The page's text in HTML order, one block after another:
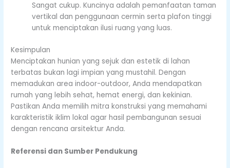
Sangat cukup. Kuncinya adalah pemanfaatan taman
vertikal dan penggunaan cermin serta plafon tinggi
untuk menciptakan ilusi ruang yang luas.
Kesimpulan
Menciptakan hunian yang sejuk dan estetik di lahan
terbatas bukan lagi impian yang mustahil. Dengan
memadukan area indoor-outdoor, Anda mendapatkan
rumah yang lebih sehat, hemat energi, dan kekinian.
Pastikan Anda memilih mitra konstruksi yang memahami
karakteristik iklim lokal agar hasil pembangunan sesuai
dengan rencana arsitektur Anda.
Referensi dan Sumber Pendukung